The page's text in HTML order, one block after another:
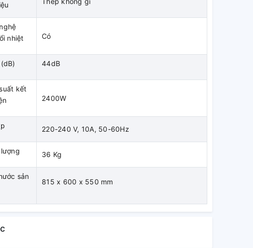
nhiệt
Có
44dB
kết
2400W
220-240 V, 10A, 50-60Hz
36 Kg
sản
815 x 600 x 550 mm